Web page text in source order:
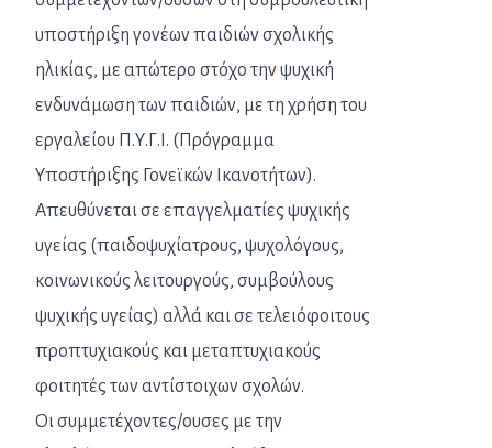
υποστήριξη γονέων παιδιών σχολικής
ηλικίας, με απώτερο στόχο την ψυχική
ενδυνάμωση των παιδιών, με τη χρήση του
εργαλείου Π.Υ.Γ.Ι. (Πρόγραμμα
Υποστήριξης Γονεϊκών Ικανοτήτων).
Απευθύνεται σε επαγγελματίες ψυχικής
υγείας (παιδοψυχίατρους, ψυχολόγους,
κοινωνικούς λειτουργούς, συμβούλους
ψυχικής υγείας) αλλά και σε τελειόφοιτους
προπτυχιακούς και μεταπτυχιακούς
φοιτητές των αντίστοιχων σχολών.
Οι συμμετέχοντες/ουσες με την